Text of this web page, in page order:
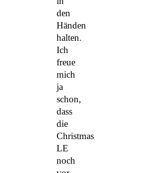
den
Händen
halten.
Ich
freue
mich
ja
schon,
dass
die
Christmas
LE
noch